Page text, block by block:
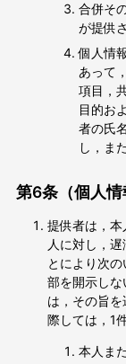
合併そ
が提供
個人情
あって
項目，
目的お
者の氏
し，ま
第6条（個人情
提供者は，
人に対し，
とにより次
部を開示し
は，その旨
際しては，1
本人ま